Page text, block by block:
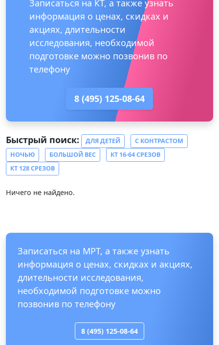
Записаться на КТ, а также узнать
информация о ценах, скидках и
акциях, длительности
исследования, необходимой
подготовке можно позвонив по
телефону
8 (495) 125-08-64
Быстрый поиск: ДЛЯ ДЕТЕЙ
С КОНТРАСТОМ
НОЧЬЮ
БОЛЬШОЙ ВЕС
КТ 16-64 СРЕЗОВ
КТ 128 СРЕЗОВ
Ничего не найдено.
Записаться на МРТ, а также узнать
информация о ценах, скидках и акциях,
длительности исследования,
необходимой подготовке можно
позвонив по телефону
8 (495) 125-08-64